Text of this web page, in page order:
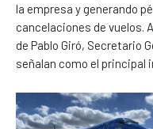
la empresa y generando
cancelaciones de vuelos.
de Pablo Giró, Secretario
señalan como el principal